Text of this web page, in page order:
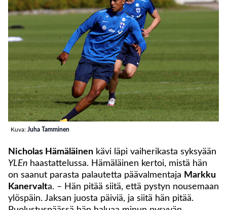
Kuva: Juha Tamminen
Nicholas Hämäläinen kävi läpi vaiherikasta syksyään
YLEn haastattelussa. Hämäläinen kertoi, mistä hän
on saanut parasta palautetta päävalmentaja Markku
Kanervalta. – Hän pitää siitä, että pystyn nousemaan
ylöspäin. Jaksan juosta päiviä, ja siitä hän pitää.